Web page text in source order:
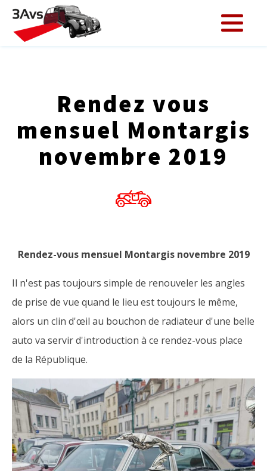
Rendez vous
mensuel Montargis
novembre 2019
Rendez-vous mensuel Montargis novembre 2019
Il n'est pas toujours simple de renouveler les angles
de prise de vue quand le lieu est toujours le même,
alors un clin d'œil au bouchon de radiateur d'une belle
auto va servir d'introduction à ce rendez-vous place
de la République.